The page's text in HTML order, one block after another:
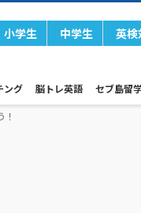
小学生 中学生 英検
ング 脳トレ英語 セブ島留